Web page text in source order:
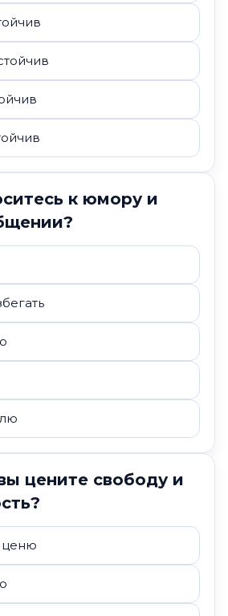
к юмору и
цените свободу и
ценю